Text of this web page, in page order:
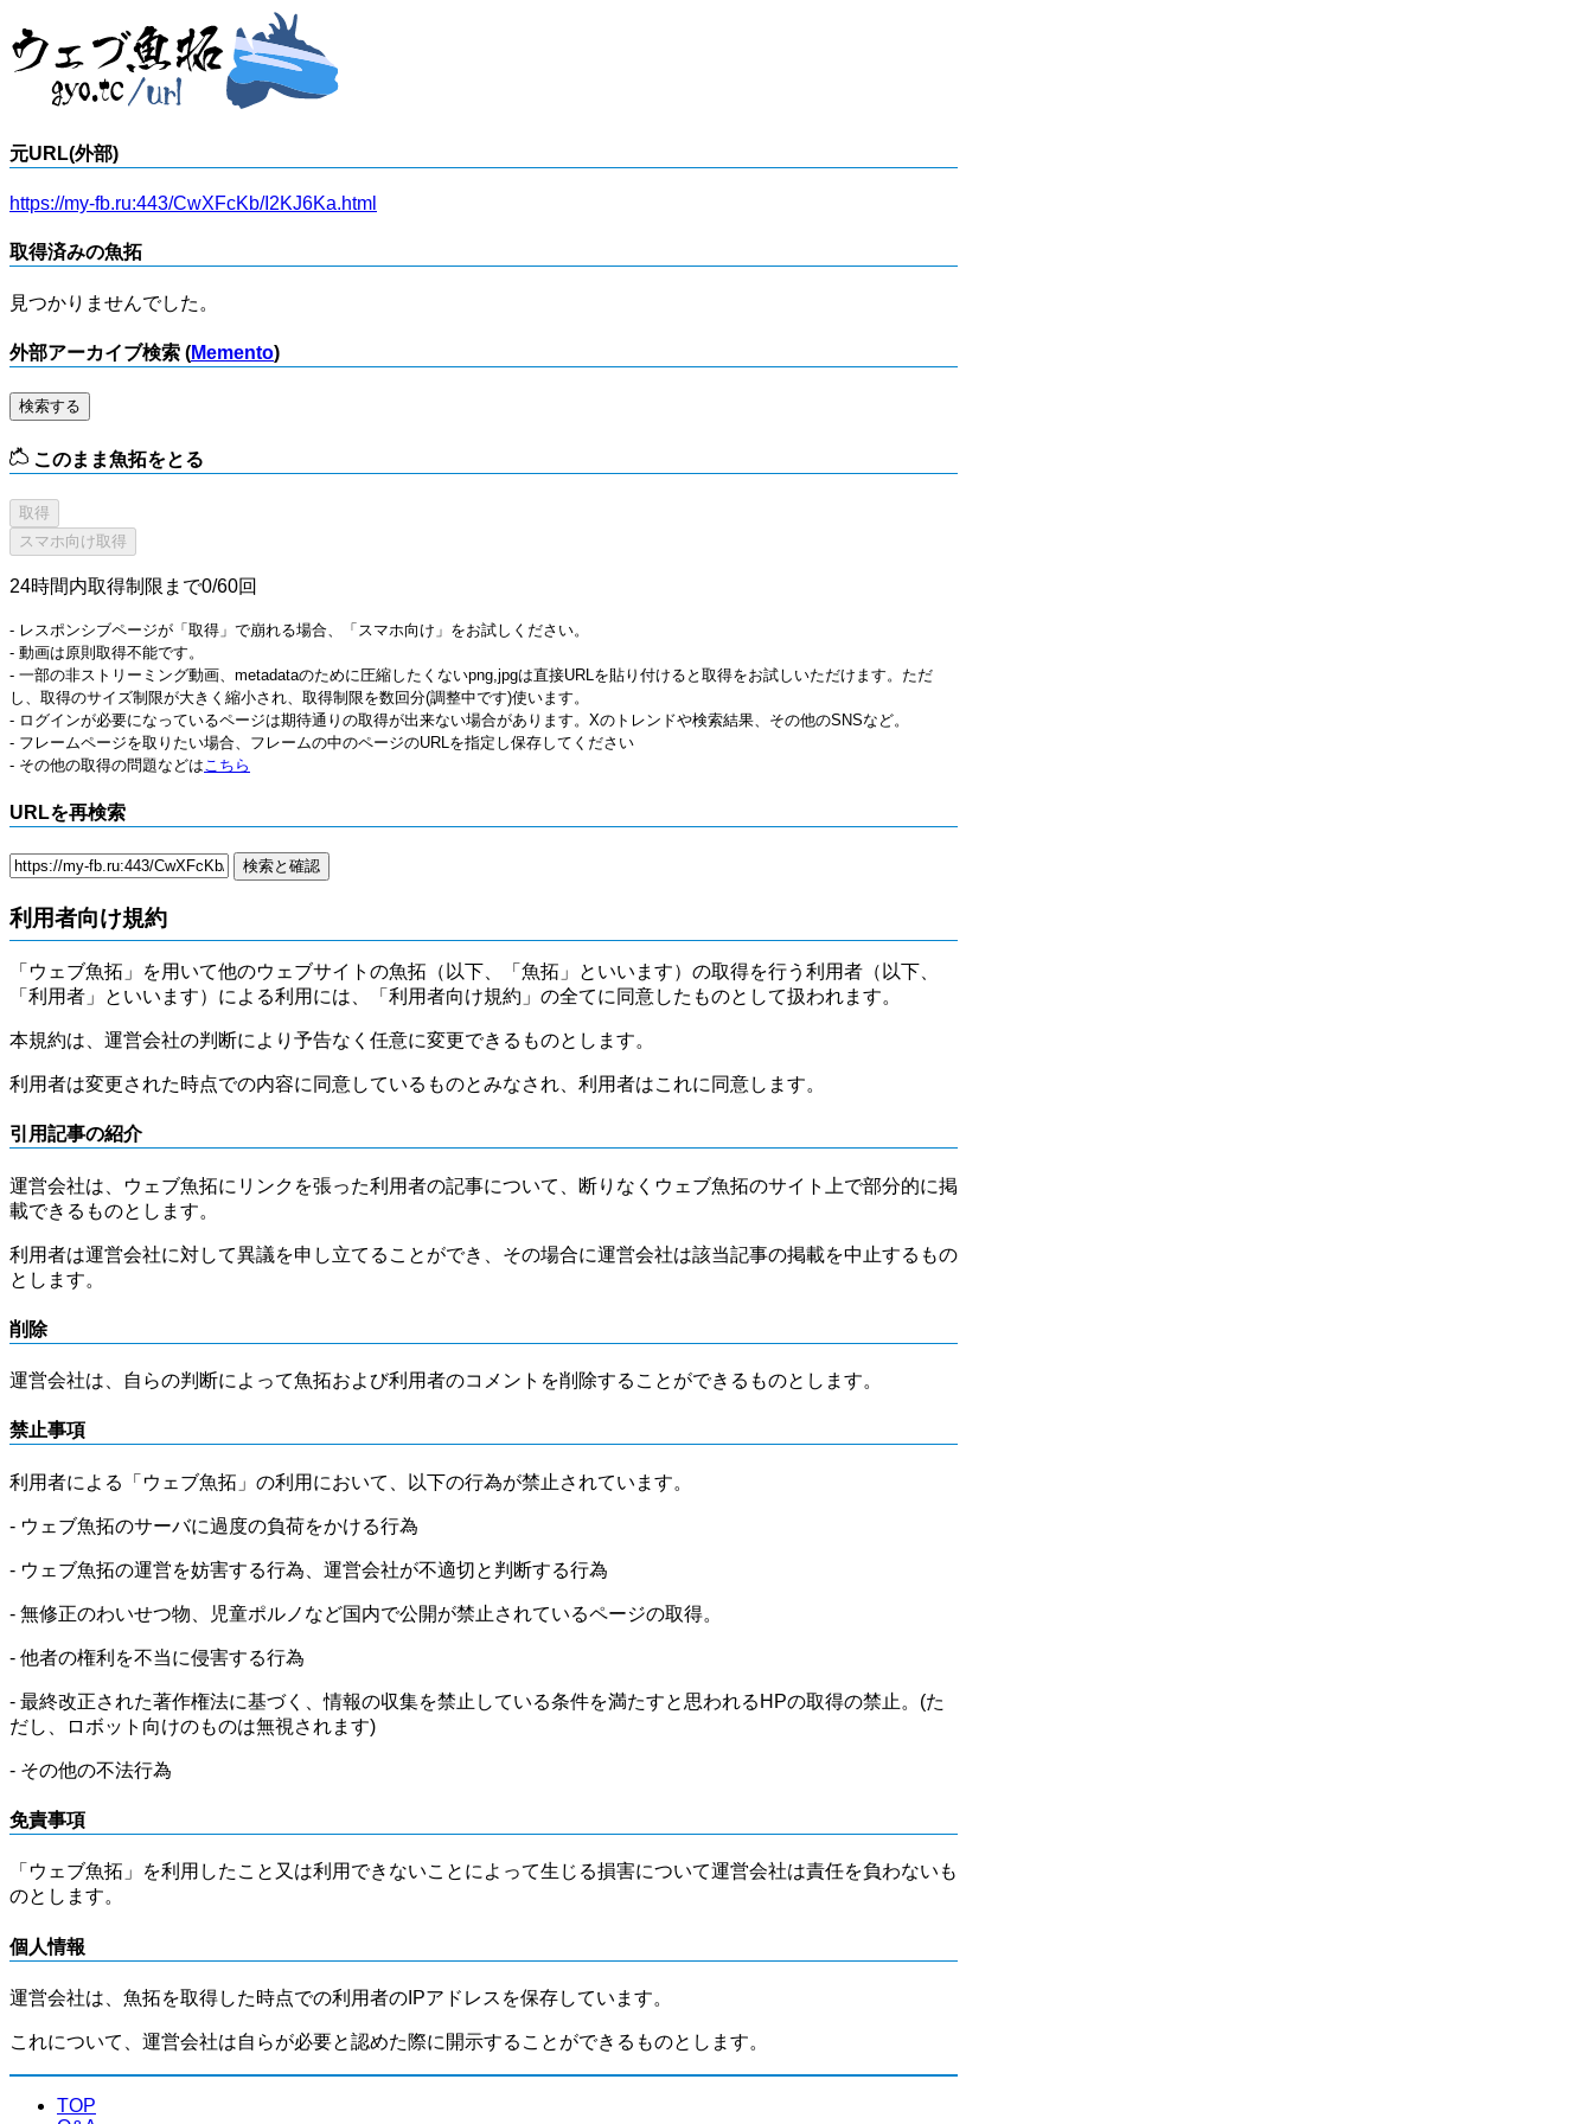
元URL(外部)
https://my-fb.ru:443/CwXFcKb/I2KJ6Ka.html
取得済みの魚拓
見つかりませんでした。
外部アーカイブ検索 (Memento)
検索する
このまま魚拓をとる
24時間内取得制限まで0/60回
- レスポンシブページが「取得」で崩れる場合、「スマホ向け」をお試しください。
- 動画は原則取得不能です。
- 一部の非ストリーミング動画、metadataのために圧縮したくないpng,jpgは直接URLを貼り付けると取得をお試しいただけます。ただ
し、取得のサイズ制限が大きく縮小され、取得制限を数回分(調整中です)使います。
- ログインが必要になっているページは期待通りの取得が出来ない場合があります。Xのトレンドや検索結果、その他のSNSなど。
- フレームページを取りたい場合、フレームの中のページのURLを指定し保存してください
- その他の取得の問題などは こちら
URLを再検索
利用者向け規約
「ウェブ魚拓」を用いて他のウェブサイトの魚拓（以下、「魚拓」といいます）の取得を行う利用者（以下、
「利用者」といいます）による利用には、「利用者向け規約」の全てに同意したものとして扱われます。
本規約は、運営会社の判断により予告なく任意に変更できるものとします。
利用者は変更された時点での内容に同意しているものとみなされ、利用者はこれに同意します。
引用記事の紹介
運営会社は、ウェブ魚拓にリンクを張った利用者の記事について、断りなくウェブ魚拓のサイト上で部分的に掲
載できるものとします。
利用者は運営会社に対して異議を申し立てることができ、その場合に運営会社は該当記事の掲載を中止するもの
とします。
削除
運営会社は、自らの判断によって魚拓および利用者のコメントを削除することができるものとします。
禁止事項
利用者による「ウェブ魚拓」の利用において、以下の行為が禁止されています。
- ウェブ魚拓のサーバに過度の負荷をかける行為
- ウェブ魚拓の運営を妨害する行為、運営会社が不適切と判断する行為
- 無修正のわいせつ物、児童ポルノなど国内で公開が禁止されているページの取得。
- 他者の権利を不当に侵害する行為
- 最終改正された著作権法に基づく、情報の収集を禁止している条件を満たすと思われるHPの取得の禁止。(た
だし、ロボット向けのものは無視されます)
- その他の不法行為
免責事項
「ウェブ魚拓」を利用したこと又は利用できないことによって生じる損害について運営会社は責任を負わないも
のとします。
個人情報
運営会社は、魚拓を取得した時点での利用者のIPアドレスを保存しています。
これについて、運営会社は自らが必要と認めた際に開示することができるものとします。
TOP